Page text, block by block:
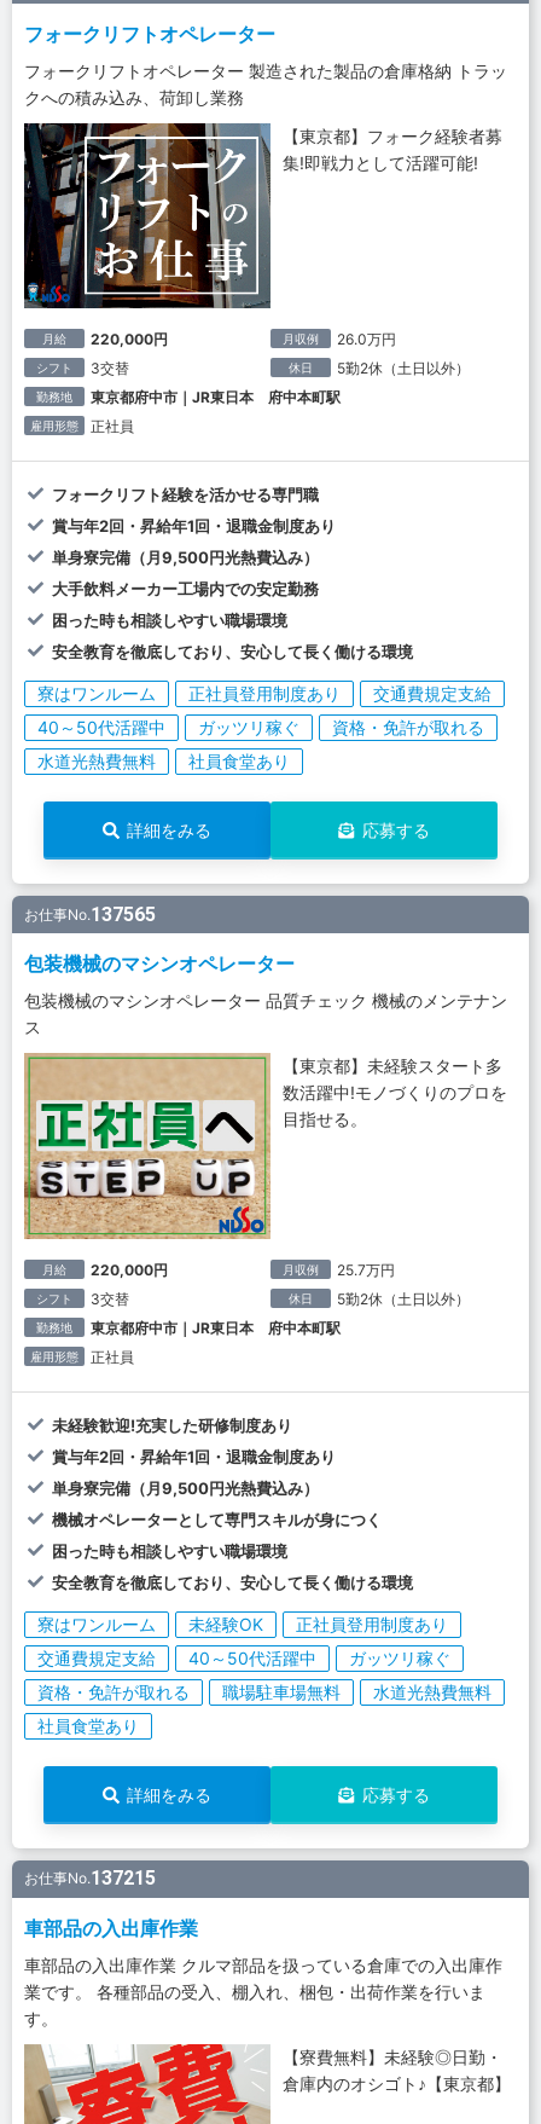
フォークリフトオペレーター
フォークリフトオペレーター 製造された製品の倉庫格納 トラッ
クへの積み込み、荷卸し業務
【東京都】フォーク経験者募
集!即戦力として活躍可能!
月給 220,000円 月収例 26.0万円
シフト 3交替 休日 5勤2休（土日以外）
勤務地 東京都府中市｜JR東日本 府中本町駅
雇用形態 正社員
フォークリフト経験を活かせる専門職
賞与年2回・昇給年1回・退職金制度あり
単身寮完備（月9,500円光熱費込み）
大手飲料メーカー工場内での安定勤務
困った時も相談しやすい職場環境
安全教育を徹底しており、安心して長く働ける環境
寮はワンルーム 正社員登用制度あり
交通費規定支給
40～50代活躍中
ガッツリ稼ぐ
資格・免許が取れる
水道光熱費無料
社員食堂あり
詳細をみる 応募する
お仕事No.137565
包装機械のマシンオペレーター
包装機械のマシンオペレーター 品質チェック 機械のメンテナン
ス
【東京都】未経験スタート多
数活躍中!モノづくりのプロを
目指せる。
月給 220,000円 月収例 25.7万円
シフト 3交替 休日 5勤2休（土日以外）
勤務地 東京都府中市｜JR東日本 府中本町駅
雇用形態 正社員
未経験歓迎!充実した研修制度あり
賞与年2回・昇給年1回・退職金制度あり
単身寮完備（月9,500円光熱費込み）
機械オペレーターとして専門スキルが身につく
困った時も相談しやすい職場環境
安全教育を徹底しており、安心して長く働ける環境
寮はワンルーム 未経験OK
正社員登用制度あり
交通費規定支給
40～50代活躍中
ガッツリ稼ぐ
資格・免許が取れる
職場駐車場無料
水道光熱費無料
社員食堂あり
詳細をみる 応募する
お仕事No.137215
車部品の入出庫作業
車部品の入出庫作業 クルマ部品を扱っている倉庫での入出庫作
業です。 各種部品の受入、棚入れ、梱包・出荷作業を行いま
す。
【寮費無料】未経験◎日勤・
倉庫内のオシゴト♪【東京都】